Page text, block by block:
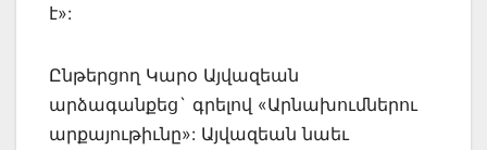
է»:
Ընթերցող Կարօ Այվազեան
արձագանքեց` գրելով «Արնախումներու
արքայութիւնը»: Այվազեան նաեւ